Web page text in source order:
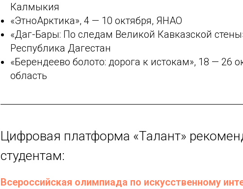
Калмыкия
«ЭтноАрктика», 4 — 10 октября, ЯНАО
«Даг-Бары: По следам Великой Кавказской
Республика Дагестан
«Берендеево болото: дорога к истокам», 18 — 26
область
Цифровая платформа «Талант»
студентам:
Всероссийская олимпиада по искусственному